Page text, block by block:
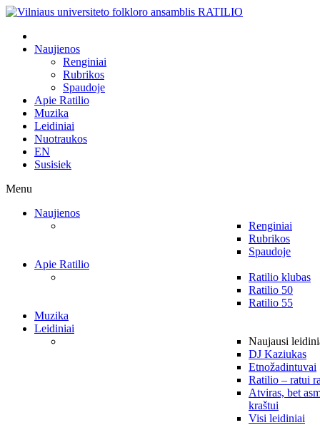
Naujienos
Renginiai
Rubrikos
Spaudoje
Apie Ratilio
Muzika
Leidiniai
Nuotraukos
EN
Susisiek
Menu
Naujienos
Renginiai
Rubrikos
Spaudoje
Apie Ratilio
Ratilio klubas
Ratilio 50
Ratilio 55
Muzika
Leidiniai
Naujausi
DJ Kaziukas
Etnožadintuvai
Ratilio – ratui
Atviras, bet
kraštui
Visi leidiniai